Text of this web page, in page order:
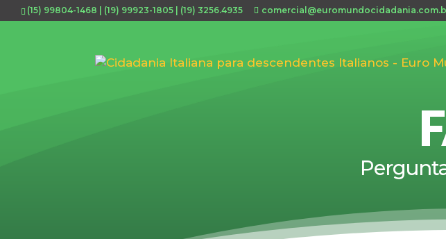
(15) 99804-1468 | (19) 99923-1805 | (19) 3256.4935